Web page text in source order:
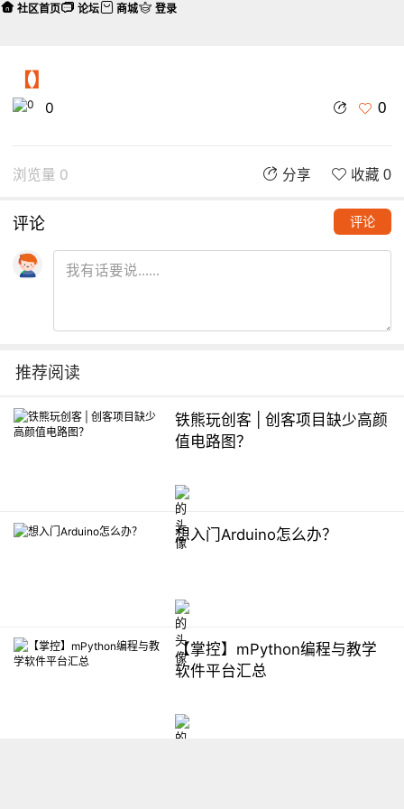
【】
0 0
浏览量 0 分享 收藏 0
评论 评论
推荐阅读
铁熊玩创客 | 创客项目缺少高颜
值电路图？
想入门Arduino怎么办？
【掌控】mPython编程与教学
软件平台汇总
社区首页 论坛 商城 登录